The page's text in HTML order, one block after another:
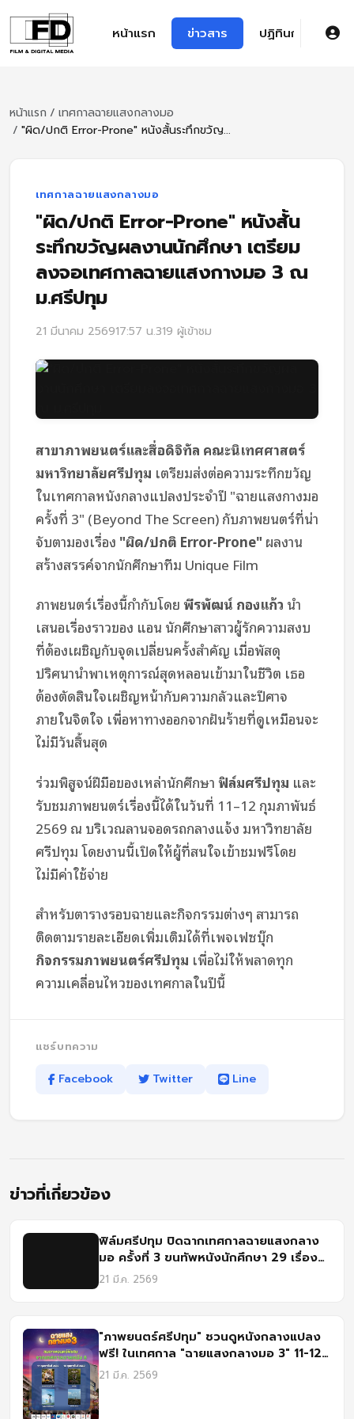
หน้าแรก ข่าวสาร ปฏิทินการศึกษา
หน้าแรก / เทศกาลฉายแสงกลางมอ
/ "ผิด/ปกติ Error-Prone" หนังสั้นระทึกขวัญ...
เทศกาลฉายแสงกลางมอ
"ผิด/ปกติ Error-Prone" หนังสั้น
ระทึกขวัญผลงานนักศึกษา เตรียม
ลงจอเทศกาลฉายแสงกางมอ 3 ณ
ม.ศรีปทุม
21 มีนาคม 256917:57 น.319 ผู้เข้าชม
สาขาภาพยนตร์และสื่อดิจิทัล คณะนิเทศศาสตร์
มหาวิทยาลัยศรีปทุม เตรียมส่งต่อความระทึกขวัญ
ในเทศกาลหนังกลางแปลงประจำปี "ฉายแสงกางมอ
ครั้งที่ 3" (Beyond The Screen) กับภาพยนตร์ที่น่า
จับตามองเรื่อง "ผิด/ปกติ Error-Prone" ผลงาน
สร้างสรรค์จากนักศึกษาทีม Unique Film
ภาพยนตร์เรื่องนี้กำกับโดย พีรพัฒน์ กองแก้ว นำ
เสนอเรื่องราวของ แอน นักศึกษาสาวผู้รักความสงบ
ที่ต้องเผชิญกับจุดเปลี่ยนครั้งสำคัญ เมื่อพัสดุ
ปริศนานำพาเหตุการณ์สุดหลอนเข้ามาในชีวิต เธอ
ต้องตัดสินใจเผชิญหน้ากับความกลัวและปีศาจ
ภายในจิตใจ เพื่อหาทางออกจากฝันร้ายที่ดูเหมือนจะ
ไม่มีวันสิ้นสุด
ร่วมพิสูจน์ฝีมือของเหล่านักศึกษา ฟิล์มศรีปทุม และ
รับชมภาพยนตร์เรื่องนี้ได้ในวันที่ 11–12 กุมภาพันธ์
2569 ณ บริเวณลานจอดรถกลางแจ้ง มหาวิทยาลัย
ศรีปทุม โดยงานนี้เปิดให้ผู้ที่สนใจเข้าชมฟรีโดย
ไม่มีค่าใช้จ่าย
สำหรับตารางรอบฉายและกิจกรรมต่างๆ สามารถ
ติดตามรายละเอียดเพิ่มเติมได้ที่เพจเฟซบุ๊ก
กิจกรรมภาพยนตร์ศรีปทุม เพื่อไม่ให้พลาดทุก
ความเคลื่อนไหวของเทศกาลในปีนี้
แชร์บทความ
Facebook Twitter Line
ข่าวที่เกี่ยวข้อง
ฟิล์มศรีปทุม ปิดฉากเทศกาลฉายแสงกลาง
มอ ครั้งที่ 3 ขนทัพหนังนักศึกษา 29 เรื่อง
โชว์ไอเดียสุดเจ๋ง
21 มี.ค. 2569
"ภาพยนตร์ศรีปทุม" ชวนดูหนังกลางแปลง
ฟรี! ในเทศกาล "ฉายแสงกลางมอ 3" 11-12
ก.พ. นี้
21 มี.ค. 2569